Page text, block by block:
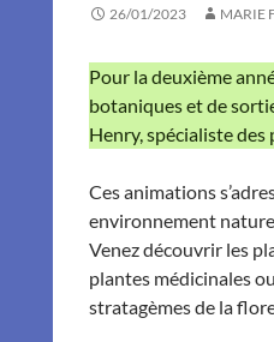
26/01/2023 MARIE
Pour la deuxième
botaniques et de
Henry, spécialiste
Ces animations
environnement
Venez découvrir les
plantes médicinales
stratagèmes de la